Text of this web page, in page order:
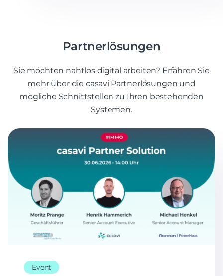
Partnerlösungen
Sie möchten nahtlos digital arbeiten? Erfahren Sie
mehr über die casavi Partnerlösungen und
mögliche Schnittstellen zu Ihren bestehenden
Systemen.
Event